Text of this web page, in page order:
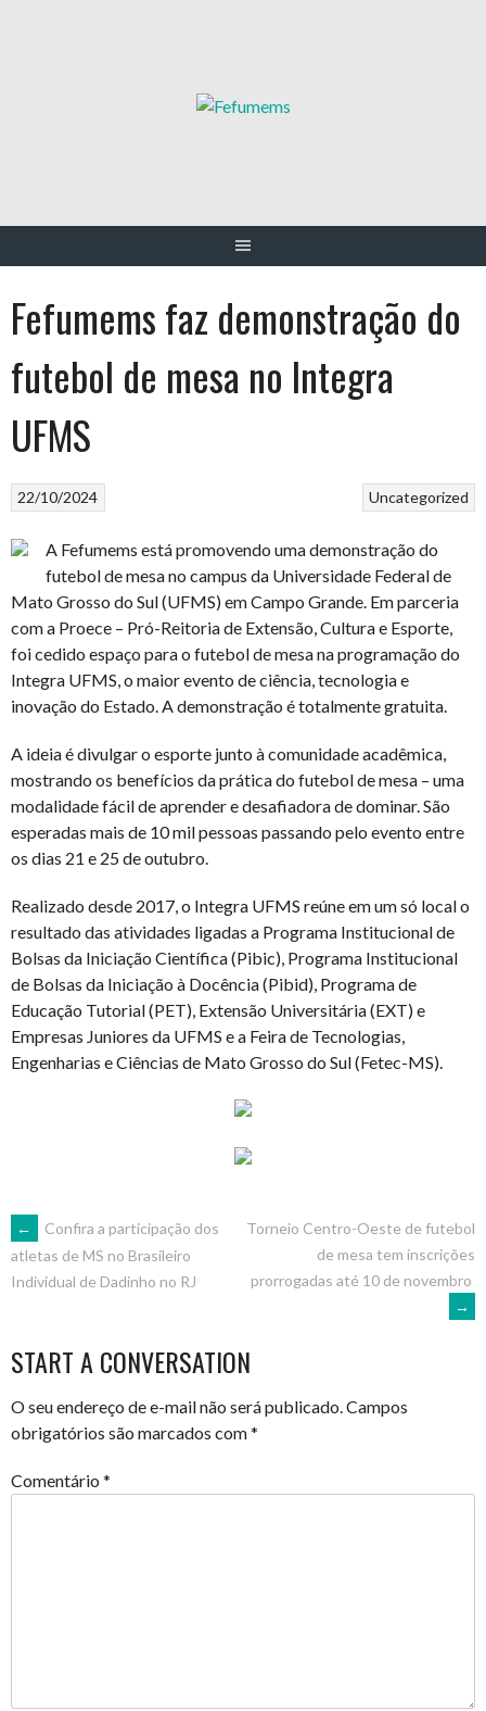
Fefumems faz demonstração do
futebol de mesa no Integra
UFMS
Uncategorized
22/10/2024
A Fefumems está promovendo uma demonstração do
futebol de mesa no campus da Universidade Federal de
Mato Grosso do Sul (UFMS) em Campo Grande. Em parceria
com a Proece – Pró-Reitoria de Extensão, Cultura e Esporte,
foi cedido espaço para o futebol de mesa na programação do
Integra UFMS, o maior evento de ciência, tecnologia e
inovação do Estado. A demonstração é totalmente gratuita.
A ideia é divulgar o esporte junto à comunidade acadêmica,
mostrando os benefícios da prática do futebol de mesa – uma
modalidade fácil de aprender e desafiadora de dominar. São
esperadas mais de 10 mil pessoas passando pelo evento entre
os dias 21 e 25 de outubro.
Realizado desde 2017, o Integra UFMS reúne em um só local o
resultado das atividades ligadas a Programa Institucional de
Bolsas da Iniciação Científica (Pibic), Programa Institucional
de Bolsas da Iniciação à Docência (Pibid), Programa de
Educação Tutorial (PET), Extensão Universitária (EXT) e
Empresas Juniores da UFMS e a Feira de Tecnologias,
Engenharias e Ciências de Mato Grosso do Sul (Fetec-MS).
POST
NAVIGATION
←
Confira a participação dos
atletas de MS no Brasileiro
Individual de Dadinho no RJ
Torneio Centro-Oeste de futebol
de mesa tem inscrições
prorrogadas até 10 de novembro
→
START A CONVERSATION
O seu endereço de e-mail não será publicado. Campos
obrigatórios são marcados com*
Comentário *